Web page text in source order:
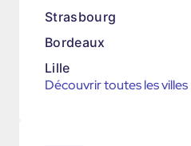
Strasbourg
Bordeaux
Lille
Découvrir toutes les villes